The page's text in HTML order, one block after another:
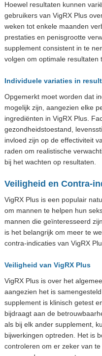
Hoewel resultaten kunnen
gebruikers van VigRX Plus
weken tot enkele maanden
prestaties en penisgrootte
supplement consistent in te
volgen om optimale resultaten
Individuele variaties in
Opgemerkt moet worden dat
mogelijk zijn, aangezien elke
ingrediënten in VigRX Plus.
gezondheidstoestand,
invloed zijn op de effectiviteit
raden om realistische
bij het wachten op resultaten.
Veiligheid en Contra-
VigRX Plus is een populair
om mannen te helpen hun
mannen die geïnteresseerd
is het belangrijk om meer te
contra-indicaties van VigRX
Veiligheid van VigRX Plus
VigRX Plus is over het
aangezien het is
supplement is klinisch getest
bijdraagt aan de
als bij elk ander supplement,
bijwerkingen optreden. Het is
controleren om er zeker van